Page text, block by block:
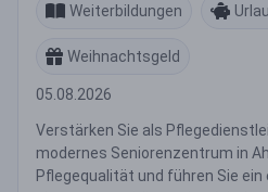
Weiterbildungen
Weihnachtsgeld
05.08.2026
Verstärken Sie als
modernes Seniorenzentrum in
Pflegequalität und führen Sie